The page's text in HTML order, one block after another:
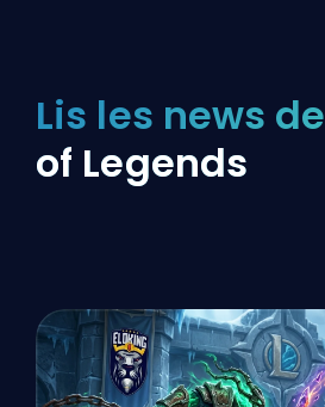
Lis les news de
of Legends